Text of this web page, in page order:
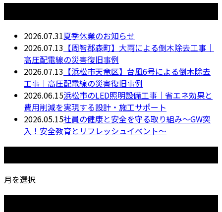
2026.07.31夏季休業のお知らせ
2026.07.13 【周智郡森町】大雨による倒木除去工事｜
高圧配電線の災害復旧事例
2026.07.13 【浜松市天竜区】台風6号による倒木除去
工事｜高圧配電線の災害復旧事例
2026.06.15浜松市のLED照明設備工事｜省エネ効果と
費用削減を実現する設計・施工サポート
2026.05.15社員の健康と安全を守る取り組み〜GW突
入！安全教育とリフレッシュイベント〜
月を選択